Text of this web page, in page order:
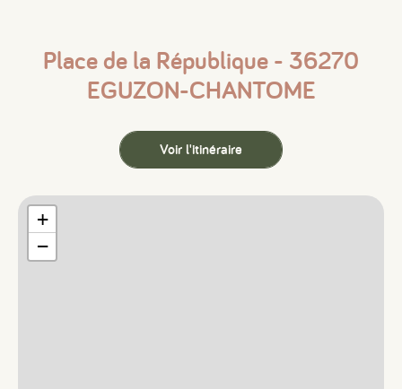
Place de la République - 36270
EGUZON-CHANTOME
Voir l'itinéraire
+
−